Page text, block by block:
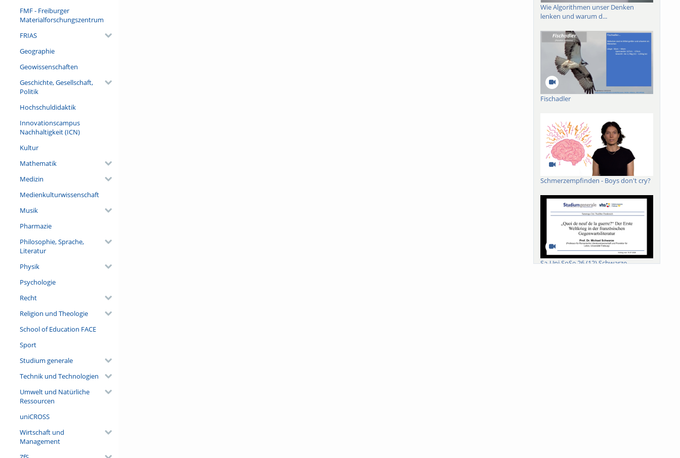
FMF - Freiburger
Materialforschungszentrum
FRIAS
Geographie
Geowissenschaften
Geschichte, Gesellschaft,
Politik
Hochschuldidaktik
Innovationscampus
Nachhaltigkeit (ICN)
Kultur
Mathematik
Medizin
Medienkulturwissenschaft
Musik
Pharmazie
Philosophie, Sprache,
Literatur
Physik
Psychologie
Recht
Religion und Theologie
School of Education FACE
Sport
Studium generale
Technik und Technologien
Umwelt und Natürliche
Ressourcen
uniCROSS
Wirtschaft und
Management
Wie Algorithmen unser Denken
lenken und warum d...
Fischadler
Schmerzempfinden - Boys don't cry?
Sa-Uni SoSe 26 (12) Schwarze